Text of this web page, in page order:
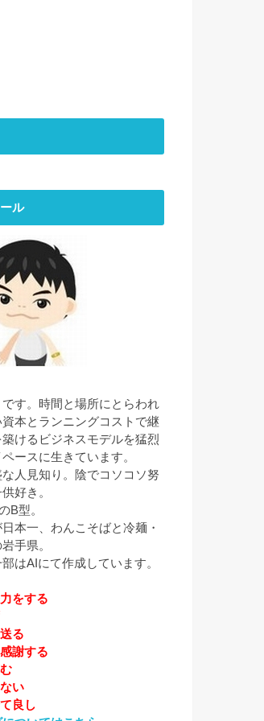
ル
です。時間と場所にとらわれ
本とランニングコストで継
けるビジネスモデルを猛烈
ースに生きています。
人見知り。陰でコソコソ努
好き。
B型。
本一、わんこそばと冷麺・
手県。
はAIにて作成しています。
をする
る
謝する
い
良し